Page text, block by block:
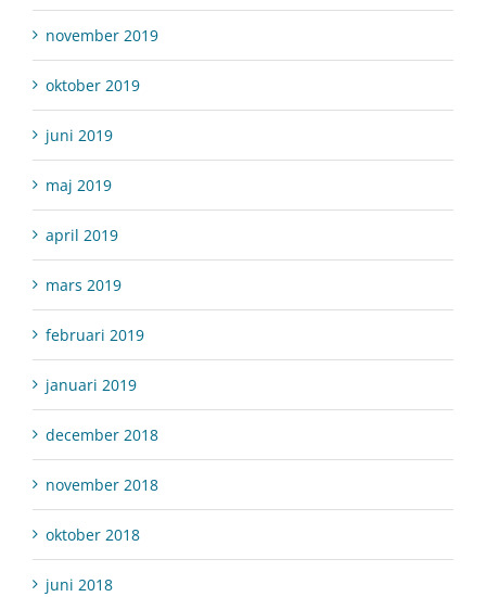
november 2019
oktober 2019
juni 2019
maj 2019
april 2019
mars 2019
februari 2019
januari 2019
december 2018
november 2018
oktober 2018
juni 2018